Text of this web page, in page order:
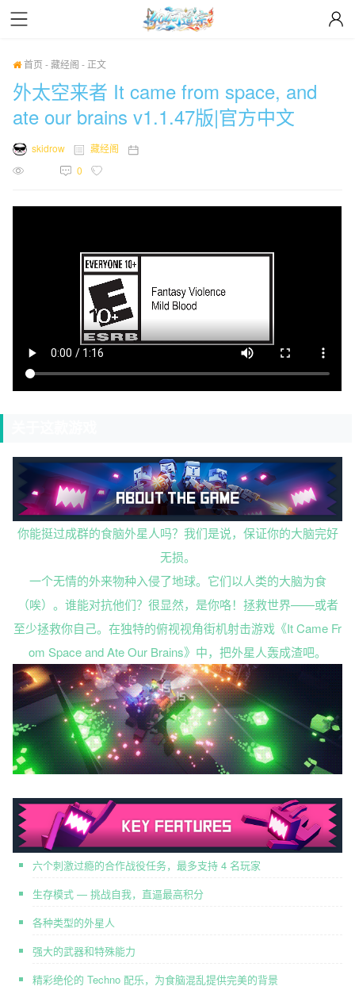
首页 -藏经阁 - 正文
外太空来者 It came from space, and
ate our brains v1.1.47版|官方中文
skidrow 藏经阁
0
你能挺过成群的食脑外星人吗？我们是说，保证你的大脑完好
无损。
一个无情的外来物种入侵了地球。它们以人类的大脑为食
（唉）。谁能对抗他们？很显然，是你咯！拯救世界——或者
至少拯救你自己。在独特的俯视视角街机射击游戏《It Came Fr
om Space and Ate Our Brains》中，把外星人轰成渣吧。
六个刺激过瘾的合作战役任务，最多支持 4 名玩家
生存模式 — 挑战自我，直逼最高积分
各种类型的外星人
强大的武器和特殊能力
精彩绝伦的 Techno 配乐，为食脑混乱提供完美的背景